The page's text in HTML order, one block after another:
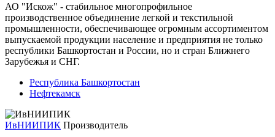
АО "Искож" - стабильное многопрофильное
производственное объединение легкой и текстильной
промышленности, обеспечивающее огромным ассортиментом
выпускаемой продукции население и предприятия не только
республики Башкортостан и России, но и стран Ближнего
Зарубежья и СНГ.
Республика Башкортостан
Нефтекамск
ИвНИИПИК Производитель